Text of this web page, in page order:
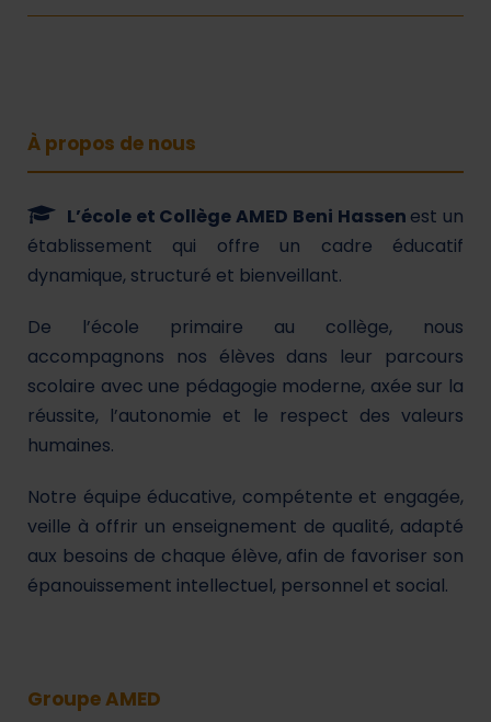
À propos de nous
L’école et Collège AMED Beni Hassen est un
établissement qui offre un cadre éducatif
dynamique, structuré et bienveillant.
De l’école primaire au collège, nous
accompagnons nos élèves dans leur parcours
scolaire avec une pédagogie moderne, axée sur la
réussite, l’autonomie et le respect des valeurs
humaines.
Notre équipe éducative, compétente et engagée,
veille à offrir un enseignement de qualité, adapté
aux besoins de chaque élève, afin de favoriser son
épanouissement intellectuel, personnel et social.
Groupe AMED